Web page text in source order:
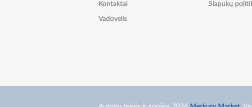
Kontaktai
Vadovelis
Slapukų